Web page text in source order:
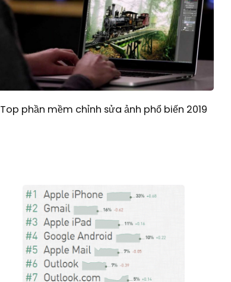
Top phần mềm chỉnh sửa ảnh phổ biến 2019